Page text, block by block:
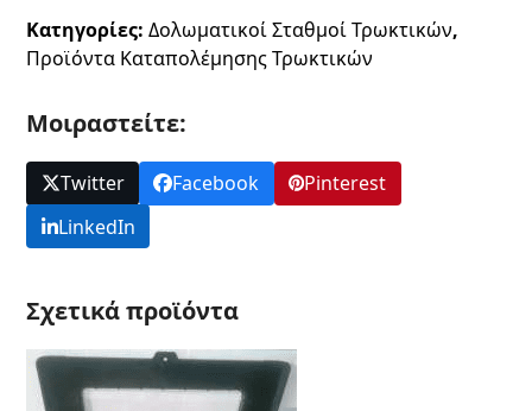
Κατηγορίες:Δολωματικοί Σταθμοί Τρωκτικών,
Προϊόντα Καταπολέμησης Τρωκτικών
Μοιραστείτε:
Twitter Facebook
Pinterest
LinkedIn
Σχετικά προϊόντα